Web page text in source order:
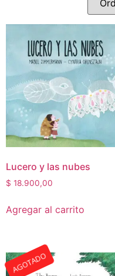
Lucero y las nubes
$ 18.900,00
Agregar al carrito
AGOTADO